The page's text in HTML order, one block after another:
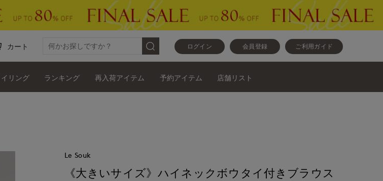
ログイン 会員登録 ご利用ガイド
カート
イリング ランキング 再入荷アイテム 予約アイテム 店舗リスト
Le Souk
《大きいサイズ》ハイネックボウタイ付きブラウス